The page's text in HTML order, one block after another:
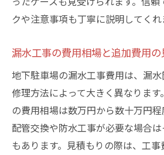
クや注意事項も丁寧に説明してくれ
漏水工事の費用相場と追加費用
地下駐車場の漏水工事費用は、漏水
修理方法によって大きく異なりま
の費用相場は数万円から数十万円
配管交換や防水工事が必要な場合
もあります。見積もりの際は、工